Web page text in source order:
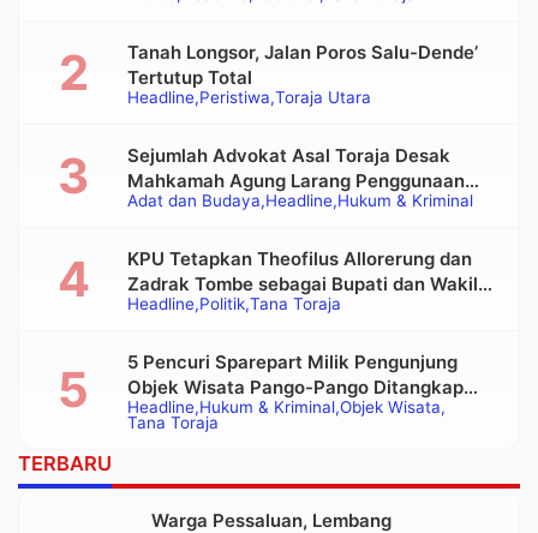
Headline Peristiwa Toraja Utara
Tanah Longsor, Jalan Poros Salu-Dende’
Tertutup Total
Adat dan Budaya Headline Hukum & Kriminal
Sejumlah Advokat Asal Toraja Desak
Mahkamah Agung Larang Penggunaan
Alat Berat pada Eksekusi Rumah Adat
Headline Politik Tana Toraja
KPU Tetapkan Theofilus Allorerung dan
Zadrak Tombe sebagai Bupati dan Wakil
Bupati Tana Toraja Terpilih
Headline Hukum & Kriminal Objek Wisata
Tana Toraja
5 Pencuri Sparepart Milik Pengunjung
Objek Wisata Pango-Pango Ditangkap
Polisi
TERBARU
Warga Pessaluan, Lembang